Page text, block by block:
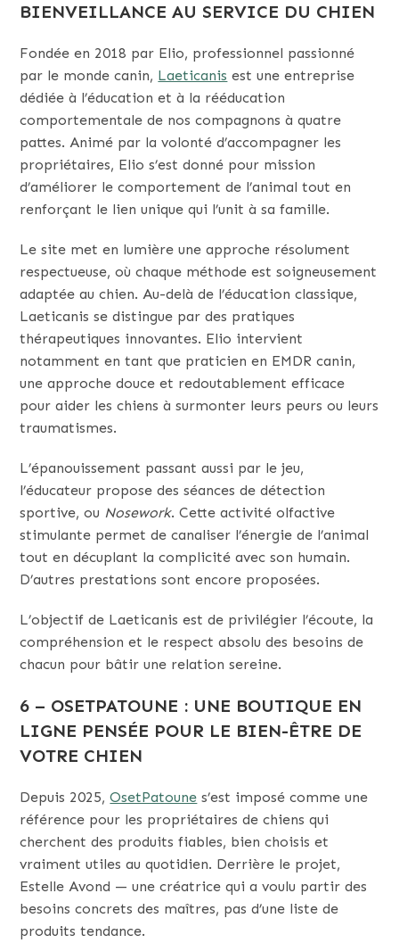
BIENVEILLANCE AU SERVICE DU CHIEN
Fondée en 2018 par Elio, professionnel passionné
par le monde canin, Laeticanis est une entreprise
dédiée à l’éducation et à la rééducation
comportementale de nos compagnons à quatre
pattes. Animé par la volonté d’accompagner les
propriétaires, Elio s’est donné pour mission
d’améliorer le comportement de l’animal tout en
renforçant le lien unique qui l’unit à sa famille.
Le site met en lumière une approche résolument
respectueuse, où chaque méthode est soigneusement
adaptée au chien. Au-delà de l’éducation classique,
Laeticanis se distingue par des pratiques
thérapeutiques innovantes. Elio intervient
notamment en tant que praticien en EMDR canin,
une approche douce et redoutablement efficace
pour aider les chiens à surmonter leurs peurs ou leurs
traumatismes.
L’épanouissement passant aussi par le jeu,
l’éducateur propose des séances de détection
sportive, ou Nosework. Cette activité olfactive
stimulante permet de canaliser l’énergie de l’animal
tout en décuplant la complicité avec son humain.
D’autres prestations sont encore proposées.
L’objectif de Laeticanis est de privilégier l’écoute, la
compréhension et le respect absolu des besoins de
chacun pour bâtir une relation sereine.
6 – OSETPATOUNE : UNE BOUTIQUE EN
LIGNE PENSÉE POUR LE BIEN-ÊTRE DE
VOTRE CHIEN
Depuis 2025,OsetPatoune s’est imposé comme une
référence pour les propriétaires de chiens qui
cherchent des produits fiables, bien choisis et
vraiment utiles au quotidien. Derrière le projet,
Estelle Avond — une créatrice qui a voulu partir des
besoins concrets des maîtres, pas d’une liste de
produits tendance.